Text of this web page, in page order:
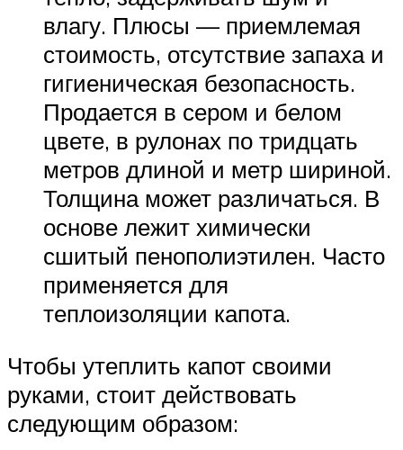
влагу. Плюсы — приемлемая
стоимость, отсутствие запаха и
гигиеническая безопасность.
Продается в сером и белом
цвете, в рулонах по тридцать
метров длиной и метр шириной.
Толщина может различаться. В
основе лежит химически
сшитый пенополиэтилен. Часто
применяется для
теплоизоляции капота.
Чтобы утеплить капот своими
руками, стоит действовать
следующим образом: